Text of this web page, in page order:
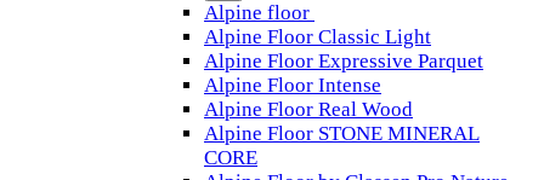
Alpine floor
Alpine Floor Classic Light
Alpine Floor Expressive Parquet
Alpine Floor Intense
Alpine Floor Real Wood
Alpine Floor STONE MINERAL
CORE